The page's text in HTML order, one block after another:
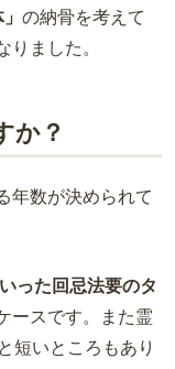
の納骨を考えて
りました。
か？
年数が決められて
った回忌法要のタ
ースです。また霊
と短いところもあり